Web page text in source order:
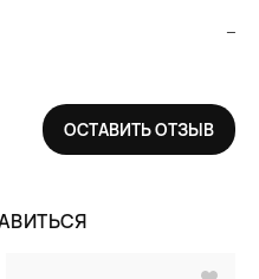
ОСТАВИТЬ ОТЗЫВ